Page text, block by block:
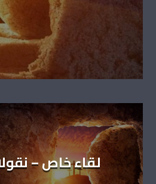
لقاء خاص –